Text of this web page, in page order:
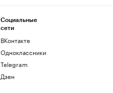
Социальные
сети
ВКонтакте
Одноклассники
Telegram
Дзен